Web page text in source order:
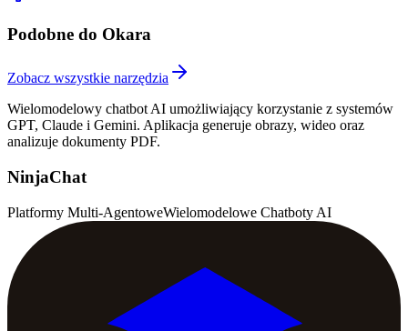
Podobne do Okara
Zobacz wszystkie narzędzia
Wielomodelowy chatbot AI umożliwiający korzystanie z systemów
GPT, Claude i Gemini. Aplikacja generuje obrazy, wideo oraz
analizuje dokumenty PDF.
NinjaChat
Platformy Multi-AgentoweWielomodelowe Chatboty AI